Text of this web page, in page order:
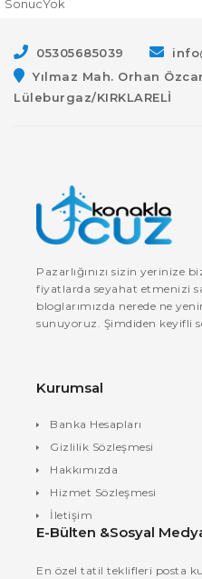
SonucYok
05305685039
Yılmaz Mah. Orhan
Lüleburgaz/KIRKLARELİ
Pazarlığınızı sizin yerinize
fiyatlarda seyahat etmenizi
bloglarımızda nerede ne
sunuyoruz. Şimdiden keyifli
Kurumsal
Banka Hesapları
Gizlilik Sözleşmesi
Hakkımızda
Hizmet Sözleşmesi
İletişim
E-Bülten &Sosyal
En özel tatil teklifleri posta